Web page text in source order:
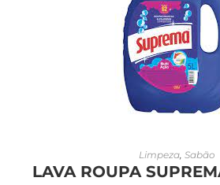
LEIA MAIS
Limpeza, Sabão
LAVA ROUPA